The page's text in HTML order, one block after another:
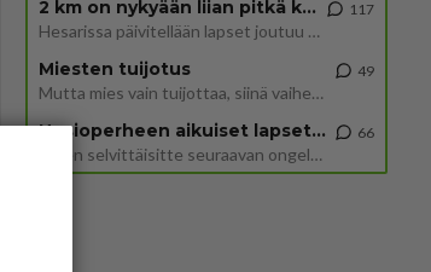
2 km on nykyään liian pitkä koulumatka
Hesarissa päivitellään lapset joutuu nyt kulkemaan 2 km kouluun jösses. Ruostefillarilla tuo matka menee vaikka miten äk
117
Miesten tuijotus
Mutta mies vain tuijottaa, siinä vaiheessa käännän itse pään pois. Mikä juttu? Yleensä jos joku tuijottaa tai katsoo, hä
49
Uusioperheen aikuiset lapset tyhjentää jääkaapin käydessään
Miten selvittäisitte seuraavan ongelman, meillä on uusioperhe, minulla teini-ikäiset lapset ja puolisolla aikuiset, jotk
66